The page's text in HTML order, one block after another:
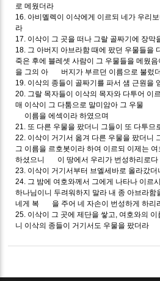
로 메웠더라
16. 아비멜렉이 이삭에게 이르되 네가 우리
라
17. 이삭이 그 곳을 떠나 그랄 골짜기에 장막
18. 그 아버지 아브라함 때에 팠던 우물들을
죽은 후에 블레셋 사람이 그 우물들을 메웠
을 그의 아 버지가 부르던 이름으로 불렀
19. 이삭의 종들이 골짜기를 파서 샘 근원을
20. 그랄 목자들이 이삭의 목자와 다투어 이
매 이삭이 그 다툼으로 말미암아 그 우물
이름을 에섹이라 하였으며
21. 또 다른 우물을 팠더니 그들이 또 다투므
22. 이삭이 거기서 옮겨 다른 우물을 팠더니
그 이름을 르호봇이라 하여 이르되 이제는
하셨으니 이 땅에서 우리가 번성하리로다
23. 이삭이 거기서부터 브엘세바로 올라갔더
24. 그 밤에 여호와께서 그에게 나타나 이르
하나님이니 두려워하지 말라 내 종 아브라함
네게 복 을 주어 네 자손이 번성하게 하리
25. 이삭이 그 곳에 제단을 쌓고, 여호와의
니 이삭의 종들이 거기서도 우물을 팠더라